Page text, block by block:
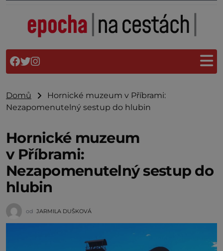
Domů
Hornické muzeum v Příbrami:
Nezapomenutelný sestup do hlubin
Hornické muzeum
v Příbrami:
Nezapomenutelný sestup do
hlubin
od JARMILA DUŠKOVÁ